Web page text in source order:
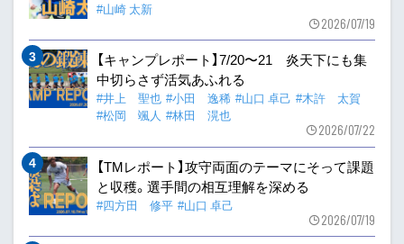
#山崎 太新
2026/07/19
【キャンプレポート】7/20〜21 炎天下にも集
中切らさず活気あふれる
#井上 聖也 #小田 逸稀 #山口 卓己 #木許 太賀
#松岡 颯人 #林田 滉也
2026/07/22
【TMレポート】攻守両面のテーマにそって課題
と収穫。選手間の相互理解を深める
#四方田 修平 #山口 卓己
2026/07/19